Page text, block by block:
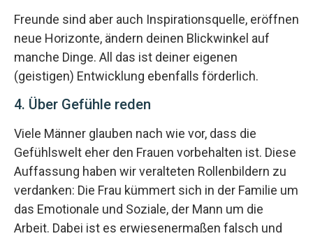
Freunde sind aber auch Inspirationsquelle, eröffnen
neue Horizonte, ändern deinen Blickwinkel auf
manche Dinge. All das ist deiner eigenen
(geistigen) Entwicklung ebenfalls förderlich.
4. Über Gefühle reden
Viele Männer glauben nach wie vor, dass die
Gefühlswelt eher den Frauen vorbehalten ist. Diese
Auffassung haben wir veralteten Rollenbildern zu
verdanken: Die Frau kümmert sich in der Familie um
das Emotionale und Soziale, der Mann um die
Arbeit. Dabei ist es erwiesenermaßen falsch und